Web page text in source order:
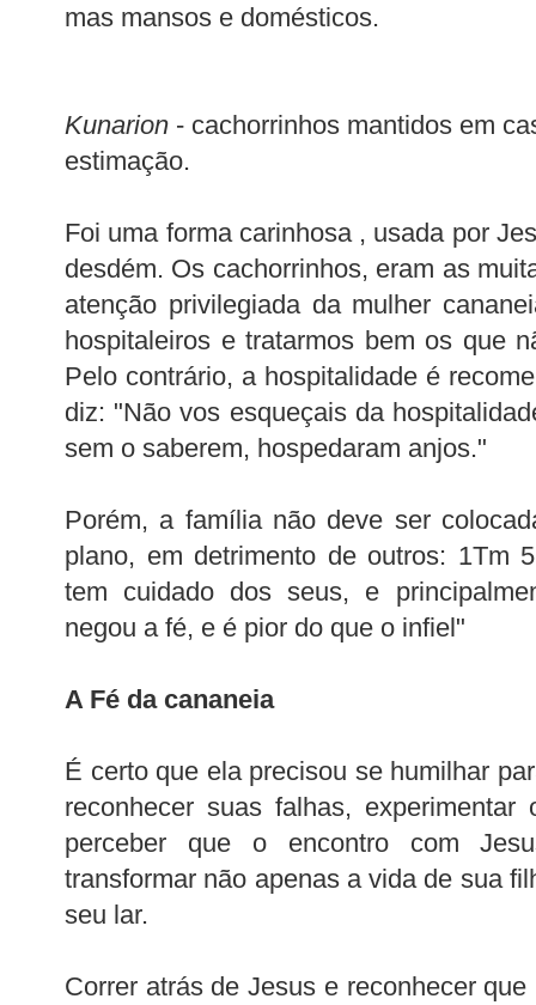
mas mansos e domésticos.
Kunarion - cachorrinhos mantidos em
estimação.
Foi uma forma carinhosa , usada por
desdém. Os cachorrinhos, eram as
atenção privilegiada da mulher
hospitaleiros e tratarmos bem os que
Pelo contrário, a hospitalidade é
diz: "Não vos esqueçais da
sem o saberem, hospedaram anjos."
Porém, a família não deve ser
plano, em detrimento de outros: 1Tm
tem cuidado dos seus, e
negou a fé, e é pior do que o infiel"
A Fé da cananeia
É certo que ela precisou se humilhar
reconhecer suas falhas,
perceber que o encontro com
transformar não apenas a vida de sua
seu lar.
Correr atrás de Jesus e reconhecer